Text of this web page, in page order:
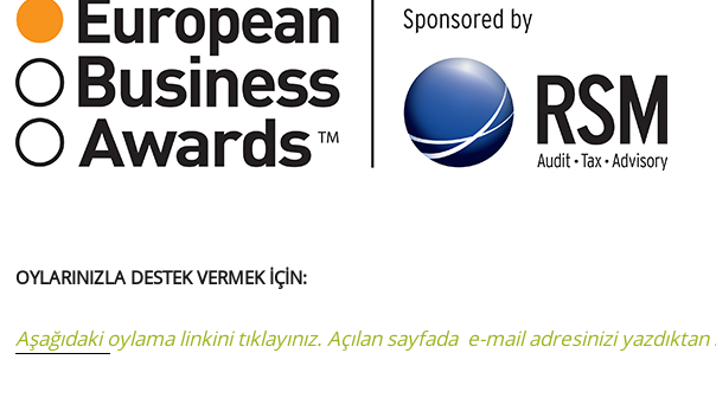
OYLARINIZLA DESTEK VERMEK İÇİN:
Aşağıdaki oylama linkini tıklayınız. Açılan sayfada e-mail adresinizi